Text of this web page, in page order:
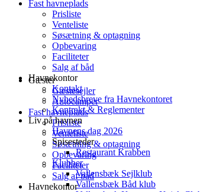
Fast havneplads
Prisliste
Venteliste
Søsætning & optagning
Opbevaring
Faciliteter
Salg af båd
Havnekontor
Kontakt
Nyhedsbreve fra Havnekontoret
Kontrakt & Reglementer
Liv på havnen
Havnens dag 2026
Spisesteder
Restaurant Krabben
Klubber
Vallensbæk Sejlklub
Vallensbæk Båd klub
Gæster
Gæstesejler
Autocamper
Fast havneplads
Prisliste
Venteliste
Søsætning & optagning
Opbevaring
Faciliteter
Salg af båd
Havnekontor